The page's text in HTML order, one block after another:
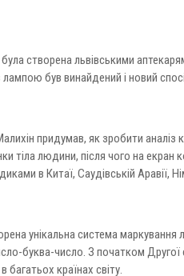
створена львівськими
був винайдений і новий
придумав, як зробити
тіла людини, після чого на
в Китаї, Саудівській Аравії,
унікальна система
буква-число. З початком Другої
країнах світу.